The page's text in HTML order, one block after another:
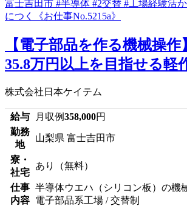
【電子部品を作る機械操作
35.8万円以上を目指せる軽
株式会社日本ケイテム
給与 月収例358,000円
勤務
地
山梨県 富士吉田市
寮・
社宅
あり（無料）
仕事
内容
半導体ウエハ（シリコン板）の機
電子部品系工場 / 交替制